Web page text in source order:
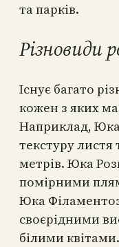
та парків.
Різновиди
Існує багато
кожен з яких
Наприклад,
текстуру
метрів. Юка
помірними
Юка
своєрідними
білими квітами.